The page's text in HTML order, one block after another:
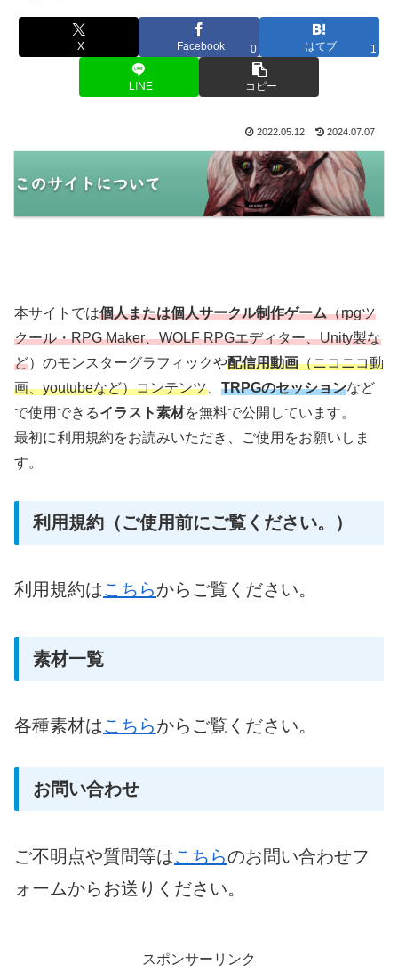
X Facebook 0 はてブ 1
LINE コピー
2022.05.12 2024.07.07
本サイトでは個人または個人サークル制作ゲーム（rpgツ
クール・RPG Maker、WOLF RPGエディター、Unity製な
ど）のモンスターグラフィックや配信用動画（ニコニコ動
画、youtubeなど）コンテンツ
TRPGのセッションなど
で使用できるイラスト素材を無料で公開しています。
最初に利用規約をお読みいただき、ご使用をお願いしま
す。
利用規約（ご使用前にご覧ください。）
利用規約はこちらからご覧ください。
素材一覧
各種素材はこちらからご覧ください。
お問い合わせ
ご不明点や質問等はこちらのお問い合わせフ
ォームからお送りください。
スポンサーリンク